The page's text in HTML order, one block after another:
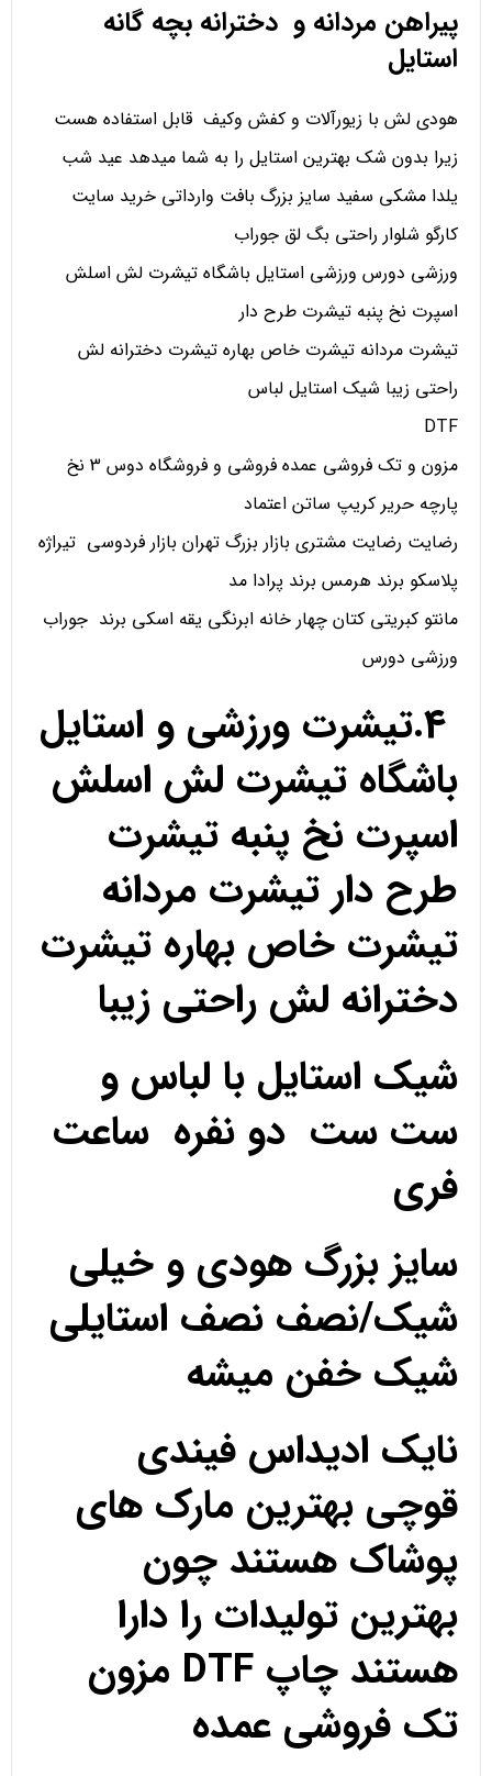
پیراهن مردانه و دخترانه بچه گانه
استایل
هودی لش با زیورآلات و کفش وکیف قابل استفاده هست
زیرا بدون شک بهترین استایل را به شما میدهد عید شب
یلدا مشکی سفید سایز بزرگ بافت وارداتی خرید سایت
کارگو شلوار راحتی بگ لق جوراب
ورزشی دورس ورزشی استایل باشگاه تیشرت لش اسلش
اسپرت نخ پنبه تیشرت طرح دار
تیشرت مردانه تیشرت خاص بهاره تیشرت دخترانه لش
راحتی زیبا شیک استایل لباس
DTF
مزون و تک فروشی عمده فروشی و فروشگاه دوس 3 نخ
پارچه حریر کریپ ساتن اعتماد
رضایت رضایت مشتری بازار بزرگ تهران بازار فردوسی تیراژه
پلاسکو برند هرمس برند پرادا مد
مانتو کبریتی کتان چهار خانه ابرنگی یقه اسکی برند جوراب
ورزشی دورس
4.تیشرت ورزشی و استایل
باشگاه تیشرت لش اسلش
اسپرت نخ پنبه تیشرت
طرح دار تیشرت مردانه
تیشرت خاص بهاره تیشرت
دخترانه لش راحتی زیبا
شیک استایل با لباس و
ست ست دو نفره ساعت
فری
سایز بزرگ هودی و خیلی
شیک/نصف نصف استایلی
شیک خفن میشه
نایک ادیداس فیندی
قوچی بهترین مارک های
پوشاک هستند چون
بهترین تولیدات را دارا
هستند چاپ DTF مزون
تک فروشی عمده